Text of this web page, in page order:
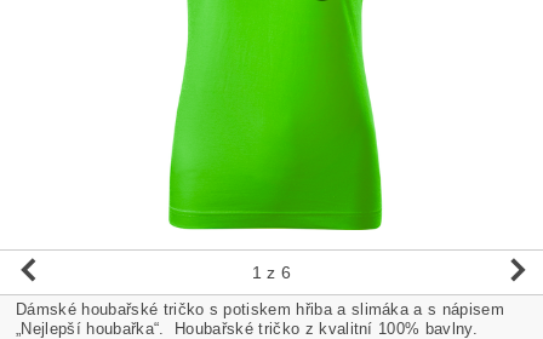
1 z 6
Dámské houbařské tričko s potiskem hřiba a slimáka a s nápisem
„Nejlepší houbařka“. Houbařské tričko z kvalitní 100% bavlny.